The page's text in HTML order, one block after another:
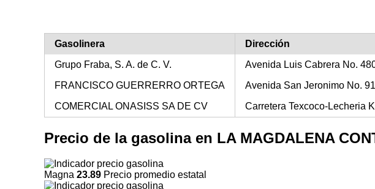
Gasolinera Dirección
Grupo Fraba, S. A. de C. V.
Avenida Luis Cabrera No.
FRANCISCO GUERRERRO ORTEGA
Avenida San Jeronimo No.
COMERCIAL ONASISS SA DE CV
Carretera Texcoco-Lecheria
Precio de la gasolina en LA MAGDALENA
Magna 23.89 Precio promedio estatal